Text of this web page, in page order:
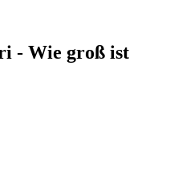
- Wie groß ist